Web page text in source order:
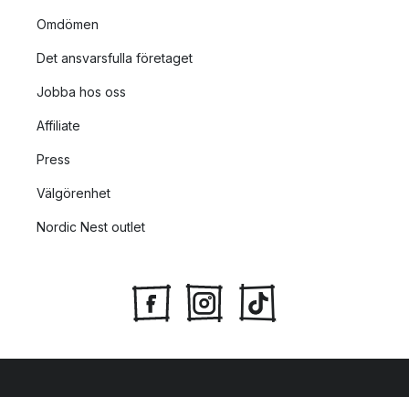
Omdömen
Det ansvarsfulla företaget
Jobba hos oss
Affiliate
Press
Välgörenhet
Nordic Nest outlet